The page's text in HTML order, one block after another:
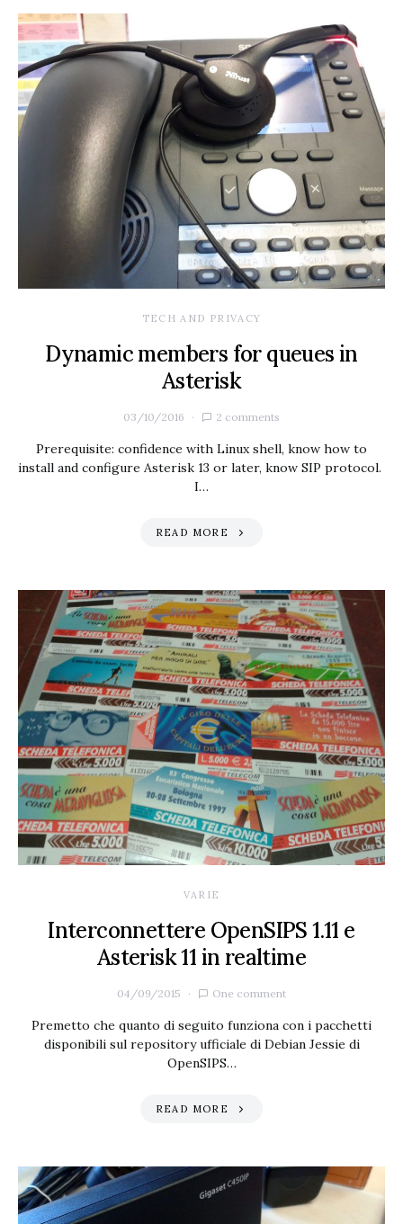
TECH AND PRIVACY
Dynamic members for queues in
Asterisk
03/10/2016 2 comments
Prerequisite: confidence with Linux shell, know how to
install and configure Asterisk 13 or later, know SIP protocol.
I…
READ MORE
VARIE
Interconnettere OpenSIPS 1.11 e
Asterisk 11 in realtime
04/09/2015 One comment
Premetto che quanto di seguito funziona con i pacchetti
disponibili sul repository ufficiale di Debian Jessie di
OpenSIPS…
READ MORE